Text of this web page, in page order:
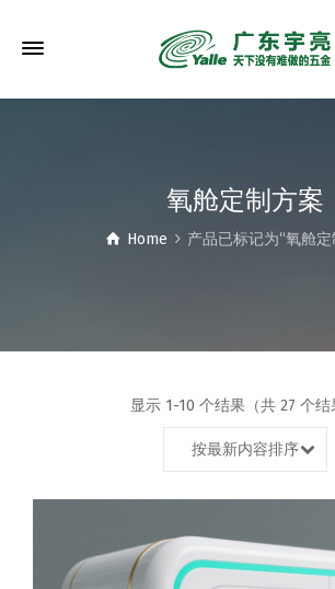
氧舱定制方案
Home 产品已标记为“氧舱定
显示 1-10 个结果（共 27 个结
按最新内容排序